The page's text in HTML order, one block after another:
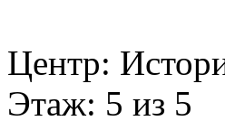
Центр:
Этаж: 5 из 5